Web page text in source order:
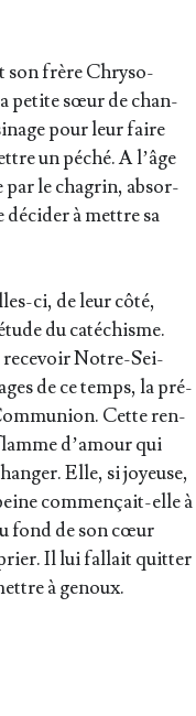
son frère Chry­so­
petite sœur de chan­
pour leur faire
un péché. A l’âge
par le cha­grin, absor­
déci­der à mettre sa
ci, de leur côté,
du caté­chisme.
rece­voir Notre-Sei­
de ce temps, la pré­
Cette ren­
d’a­mour qui
Elle, si joyeuse,
com­men­çait-elle à
fond de son cœur
Il lui fal­lait quit­ter
à genoux.